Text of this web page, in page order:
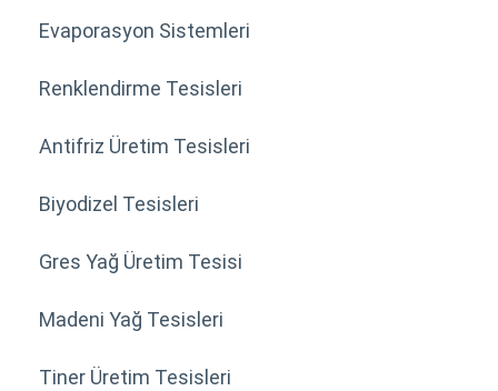
Evaporasyon Sistemleri
Renklendirme Tesisleri
Antifriz Üretim Tesisleri
Biyodizel Tesisleri
Gres Yağ Üretim Tesisi
Madeni Yağ Tesisleri
Tiner Üretim Tesisleri